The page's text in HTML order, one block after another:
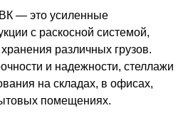
— это усиленные
с раскосной системой,
различных грузов.
и надежности, стеллажи
на складах, в офисах,
помещениях.